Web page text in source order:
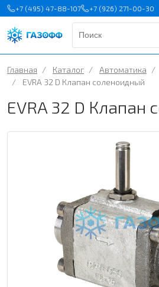
+7 (495) 47-88-107 +7 (926) 271-00-30
Главная / Каталог / Автоматика /
/
EVRA 32 D Клапан соленоидный
EVRA 32 D Клапан